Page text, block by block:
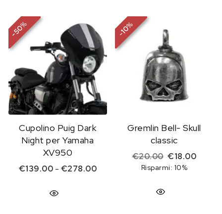
-
50
%
Cupolino Puig Dark
Night per Yamaha
XV950
€139.00 - €278.00Fascia di prezzo: da €139.00 a
-
10
%
Gremlin Bell- Skull
classic
€20.00 Il prezzo
€18.00Il
Risparmi: 10%